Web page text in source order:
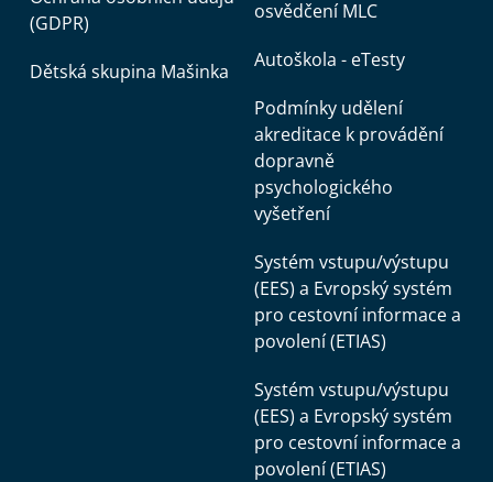
(GDPR)
Dětská skupina Mašinka
osvědčení MLC
Autoškola - eTesty
Podmínky udělení
akreditace k provádění
dopravně
psychologického
vyšetření
Systém vstupu/výstupu
(EES) a Evropský systém
pro cestovní informace a
povolení (ETIAS)
Systém vstupu/výstupu
(EES) a Evropský systém
pro cestovní informace a
povolení (ETIAS)